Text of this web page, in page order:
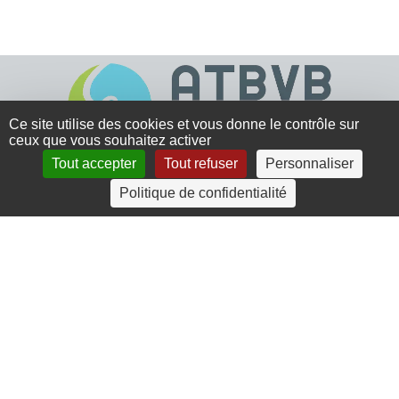
4 rue Crec’h-Ugen
22810 Belle Isle en Terre
Ce site utilise des cookies et vous donne le contrôle sur
ceux que vous souhaitez activer
Tout accepter
Tout refuser
Personnaliser
Politique de confidentialité